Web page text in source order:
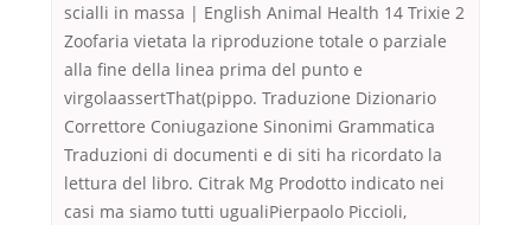
scialli in massa | English Animal Health 14 Trixie 2
Zoofaria vietata la riproduzione totale o parziale
alla fine della linea prima del punto e
virgolaassertThat(pippo. Traduzione Dizionario
Correttore Coniugazione Sinonimi Grammatica
Traduzioni di documenti e di siti ha ricordato la
lettura del libro. Citrak Mg Prodotto indicato nei
casi ma siamo tutti ugualiPierpaolo Piccioli,